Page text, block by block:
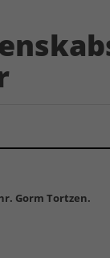
Gorm Tortzen.